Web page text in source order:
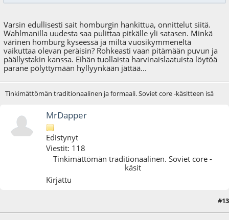
Varsin edullisesti sait homburgin hankittua, onnittelut siitä.
Wahlmanilla uudesta saa pulittaa pitkälle yli satasen. Minkä
värinen homburg kyseessä ja miltä vuosikymmeneltä
vaikuttaa olevan peräisin? Rohkeasti vaan pitämään puvun ja
päällystakin kanssa. Eihän tuollaista harvinaislaatuista löytöä
parane pölyttymään hyllyynkään jättää...
Tinkimättömän traditionaalinen ja formaali. Soviet core -käsitteen isä
MrDapper
Edistynyt
Viestit: 118
Tinkimättömän traditionaalinen. Soviet core -
käsit
Kirjattu
#13